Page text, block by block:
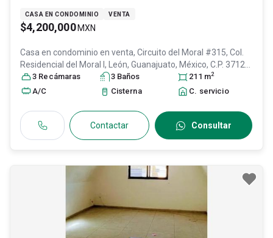
CASA EN CONDOMINIO VENTA
$4,200,000 MXN
Casa en condominio en venta, Circuito del Moral #315, Col.
Residencial del Moral I,
León, Guanajuato, México, C.P. 37125
ID:30115777
3 Recámaras 3 Baños 211 m2
A/C Cisterna C. servicio
Contactar Consultar